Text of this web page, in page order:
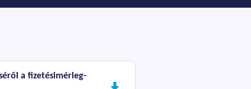
a fizetésimérleg-